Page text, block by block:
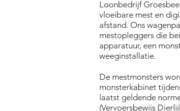
Loonbedrijf
vloeibare mest en
afstand. Ons
mestopleggers die
apparatuur, een
weeginstallatie.
De mestmonsters
monsterkabinet
laatst geldende
(Vervoersbewijs